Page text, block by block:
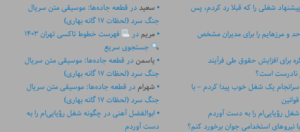
شغلی را که قبلا رد کردم، پس
و مرزهایم را برای مدیران مشخص
برای افزایش حقوق طی فرآیند
نادرست است؟
یک شغل خوب پیدا کردم – با
رؤیایی‌ام را به دست آوردم
نیروهای استخدامی جوان برخورد کنم؟
سعیددرقطعه جاده‌ها: موسیقی متن سریال
جنگ سرد (لحظات ۱۷ گانه بهاری)
مریمدر
فهرست خطوط تاکسی تهران ۱۴۰۳
جستجوی سریع
یاسمندرقطعه جاده‌ها: موسیقی متن سریال
جنگ سرد (لحظات ۱۷ گانه بهاری)
شهرامدرقطعه جاده‌ها: موسیقی متن سریال
جنگ سرد (لحظات ۱۷ گانه بهاری)
ابوالفضل آهنیدرچگونه شغل رؤیایی‌ام را به
دست آوردم